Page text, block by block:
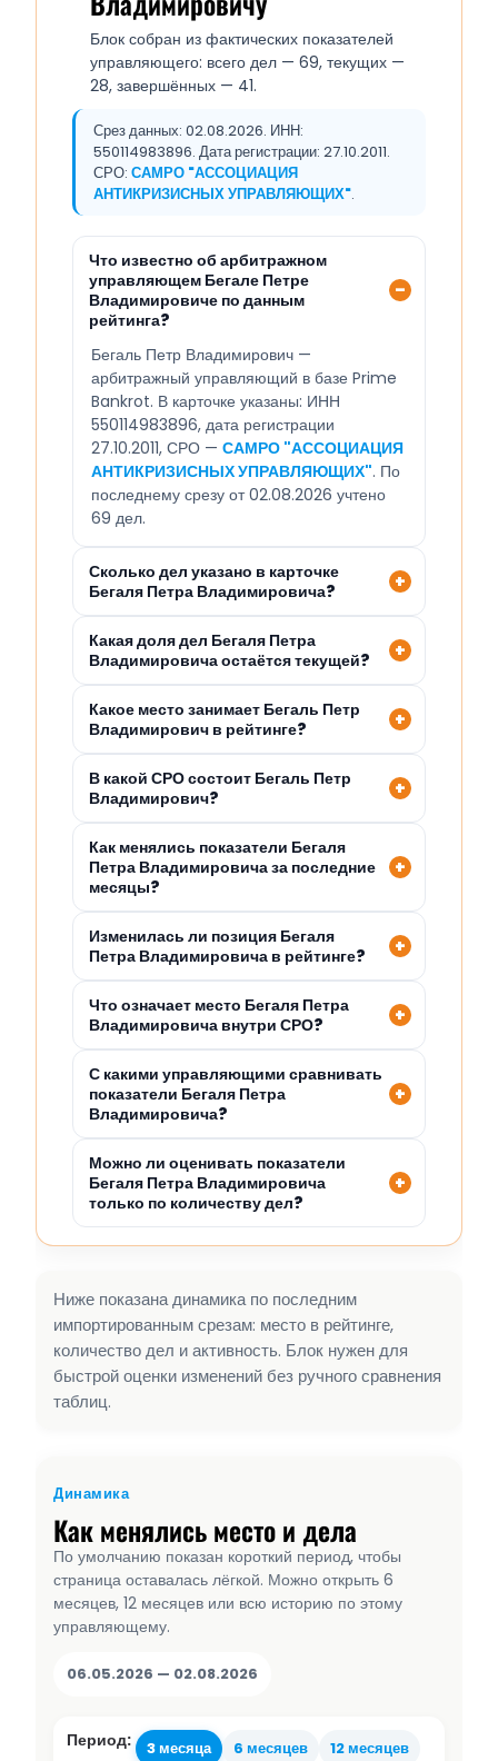
Блок собран из фактических показателей
управляющего: всего дел — 69, текущих —
28, завершённых — 41.
Срез данных: 02.08.2026. ИНН:
550114983896. Дата регистрации: 27.10.2011.
СРО: САМРО "АССОЦИАЦИЯ
АНТИКРИЗИСНЫХ УПРАВЛЯЮЩИХ".
Что известно об арбитражном
управляющем Бегале Петре
Владимировиче по данным
рейтинга?
Бегаль Петр Владимирович —
арбитражный управляющий в базе Prime
Bankrot. В карточке указаны: ИНН
550114983896, дата регистрации
27.10.2011, СРО — САМРО "АССОЦИАЦИЯ
АНТИКРИЗИСНЫХ УПРАВЛЯЮЩИХ". По
последнему срезу от 02.08.2026 учтено
69 дел.
Сколько дел указано в карточке
Бегаля Петра Владимировича?
Какая доля дел Бегаля Петра
Владимировича остаётся текущей?
Какое место занимает Бегаль Петр
Владимирович в рейтинге?
В какой СРО состоит Бегаль Петр
Владимирович?
Как менялись показатели Бегаля
Петра Владимировича за последние
месяцы?
Изменилась ли позиция Бегаля
Петра Владимировича в рейтинге?
Что означает место Бегаля Петра
Владимировича внутри СРО?
С какими управляющими сравнивать
показатели Бегаля Петра
Владимировича?
Можно ли оценивать показатели
Бегаля Петра Владимировича
только по количеству дел?
Ниже показана динамика по последним
импортированным срезам: место в рейтинге,
количество дел и активность. Блок нужен для
быстрой оценки изменений без ручного сравнения
таблиц.
Динамика
Как менялись место и дела
По умолчанию показан короткий период, чтобы
страница оставалась лёгкой. Можно открыть 6
месяцев, 12 месяцев или всю историю по этому
управляющему.
06.05.2026 — 02.08.2026
Период: 3 месяца 6 месяцев
12 месяцев